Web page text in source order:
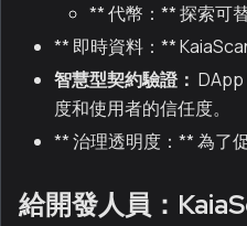
** 代幣：** 探索可
** 即時資料：**
智慧型契約驗證：
度和使用者的信任度。
** 治理透明度：** 為了
給開發人員：